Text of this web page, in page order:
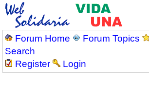
Forum Home Forum Topics
Search
Register
Login